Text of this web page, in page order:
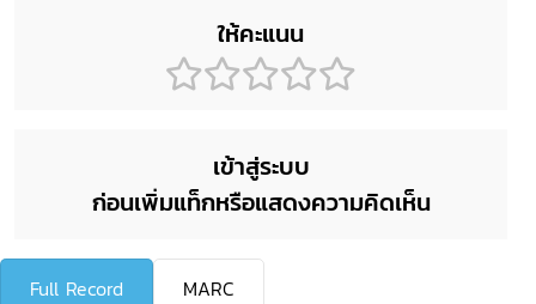
ให้คะแนน
เข้าสู่ระบบ
ก่อนเพิ่มแท็กหรือแสดงความคิดเห็น
Full Record MARC